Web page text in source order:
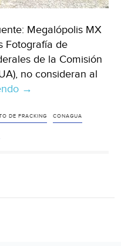
Megalópolis MX
Fotografía de
de la Comisión
no consideran al
Acusan
CONAGUA
→
DE FRACKING CONAGUA